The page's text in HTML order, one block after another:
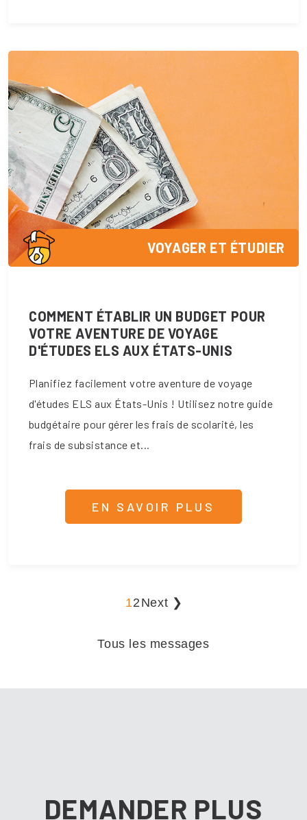
VOYAGER ET ÉTUDIER
COMMENT ÉTABLIR UN BUDGET POUR
VOTRE AVENTURE DE VOYAGE
D'ÉTUDES ELS AUX ÉTATS-UNIS
Planifiez facilement votre aventure de voyage
d'études ELS aux États-Unis ! Utilisez notre guide
budgétaire pour gérer les frais de scolarité, les
frais de subsistance et...
EN SAVOIR PLUS
12 Next ❯
Tous les messages
DEMANDER PLUS